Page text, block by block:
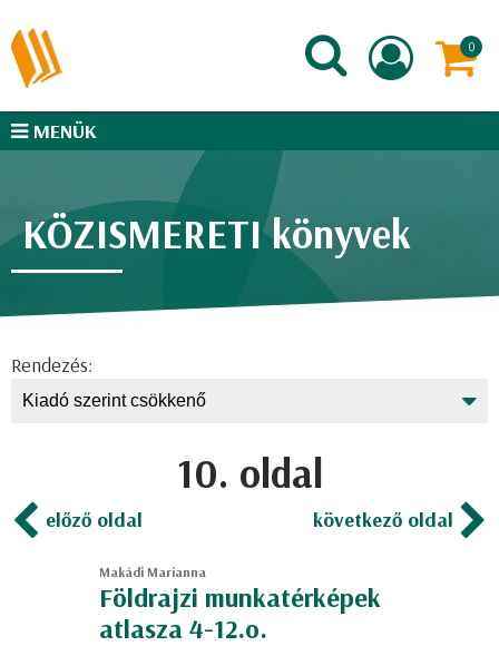
MENÜK
KÖZISMERETI könyvek
Rendezés:
10. oldal
előző oldal következő oldal
Makádi Marianna
Földrajzi munkatérképek
atlasza 4-12.o.